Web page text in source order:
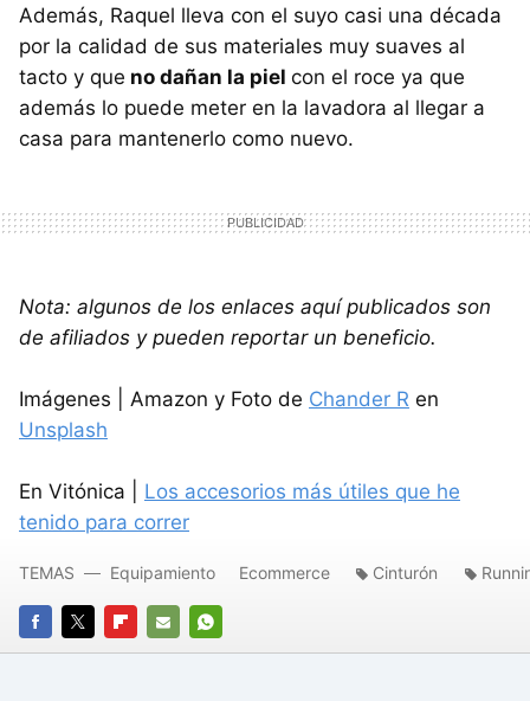
Además, Raquel lleva con el suyo casi una década
por la calidad de sus materiales muy suaves al
tacto y que no dañan la piel con el roce ya que
además lo puede meter en la lavadora al llegar a
casa para mantenerlo como nuevo.
Nota: algunos de los enlaces aquí publicados son
de afiliados y pueden reportar un beneficio.
Imágenes | Amazon y Foto de Chander R en
Unsplash
En Vitónica | Los accesorios más útiles que he
tenido para correr
FACEBOOK
TWITTERFLIPBOARD
E-
WHATSAPP
TEMAS Equipamiento Ecommerce Cinturón